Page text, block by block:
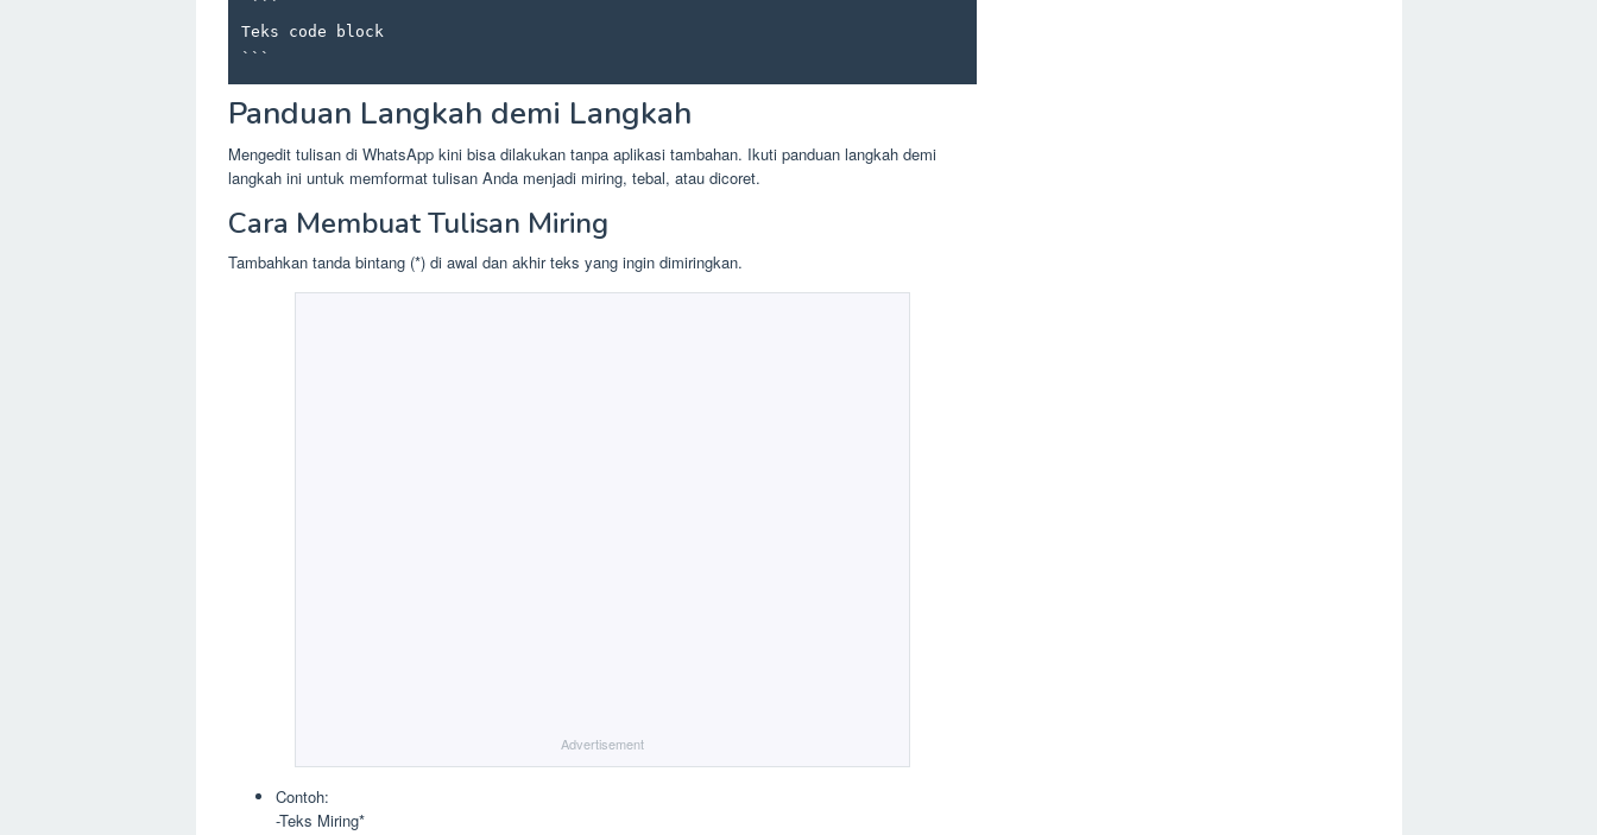
Teks code block
```
Panduan Langkah demi Langkah
Mengedit tulisan di WhatsApp kini bisa dilakukan tanpa aplikasi tambahan. Ikuti panduan langkah demi
langkah ini untuk memformat tulisan Anda menjadi miring, tebal, atau dicoret.
Cara Membuat Tulisan Miring
Tambahkan tanda bintang (*) di awal dan akhir teks yang ingin dimiringkan.
Advertisement
Contoh:
-Teks Miring*